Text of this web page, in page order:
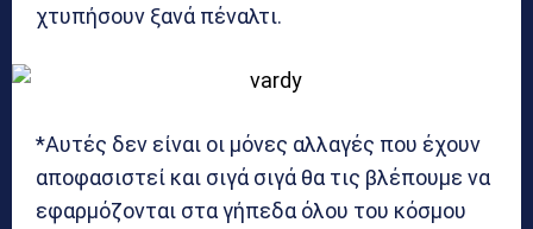
χτυπήσουν ξανά πέναλτι.
*Αυτές δεν είναι οι μόνες αλλαγές που έχουν
αποφασιστεί και σιγά σιγά θα τις βλέπουμε να
εφαρμόζονται στα γήπεδα όλου του κόσμου